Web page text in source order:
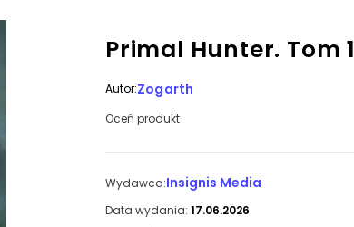
Primal Hunter. Tom 1
Autor:Zogarth
Oceń produkt
Wydawca:Insignis Media
Data wydania: 17.06.2026